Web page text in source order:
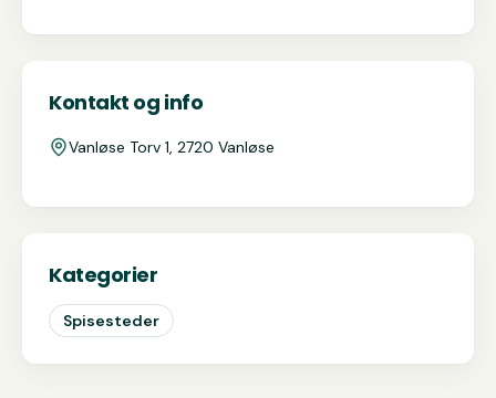
Kontakt og info
Vanløse Torv 1, 2720 Vanløse
Kategorier
Spisesteder